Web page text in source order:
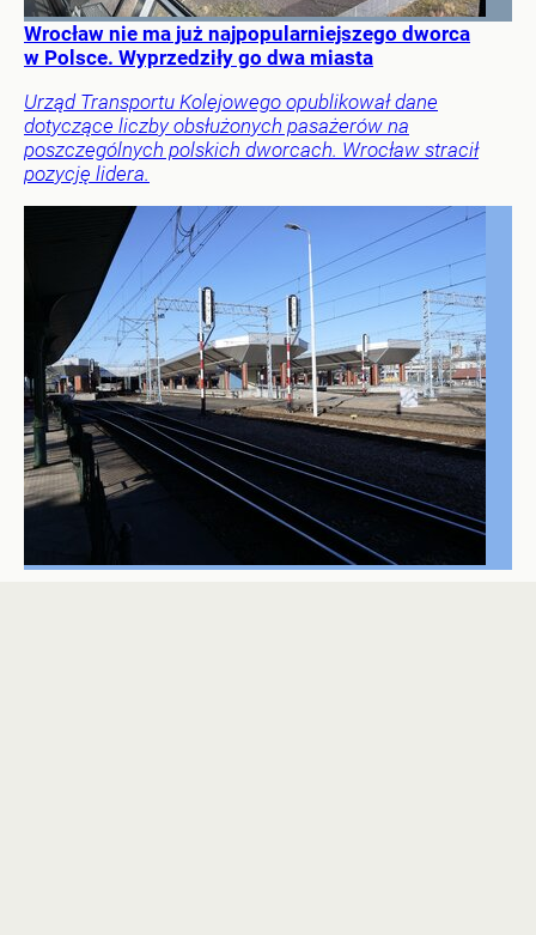
Wrocław nie ma już najpopularniejszego dworca
w Polsce. Wyprzedziły go dwa miasta
Urząd Transportu Kolejowego opublikował dane
dotyczące liczby obsłużonych pasażerów na
poszczególnych polskich dworcach. Wrocław stracił
pozycję lidera.